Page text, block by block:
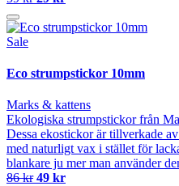
Sale
Eco strumpstickor 10mm
Marks & kattens
Ekologiska strumpstickor från
Dessa ekostickor är tillverkade
med naturligt vax i stället för
blankare ju mer man använder
86 kr 49 kr